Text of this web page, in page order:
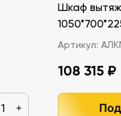
+
Шкаф
Артикул:
108 315 ₽